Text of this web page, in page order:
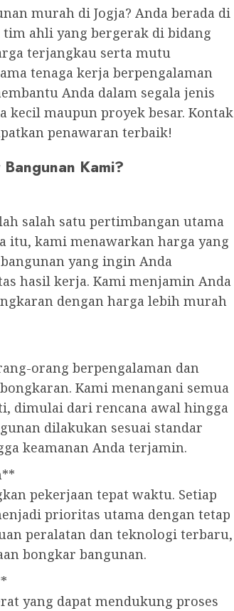
murah di Jogja? Anda berada di
ahli yang bergerak di bidang
terjangkau serta mutu
tenaga kerja berpengalaman
Anda dalam segala jenis
kecil maupun proyek besar. Kontak
penawaran terbaik!
Kami?
salah satu pertimbangan utama
itu, kami menawarkan harga yang
yang ingin Anda
hasil kerja. Kami menjamin Anda
dengan harga lebih murah
orang berpengalaman dan
Kami menangani semua
dimulai dari rencana awal hingga
dilakukan sesuai standar
keamanan Anda terjamin.
pekerjaan tepat waktu. Setiap
prioritas utama dengan tetap
peralatan dan teknologi terbaru,
bongkar bangunan.
yang dapat mendukung proses